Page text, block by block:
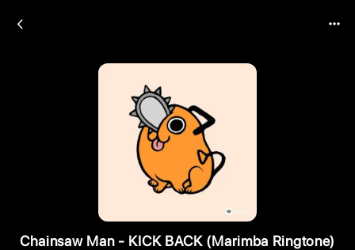
Chainsaw Man - KICK BACK (Marimba Ringtone)